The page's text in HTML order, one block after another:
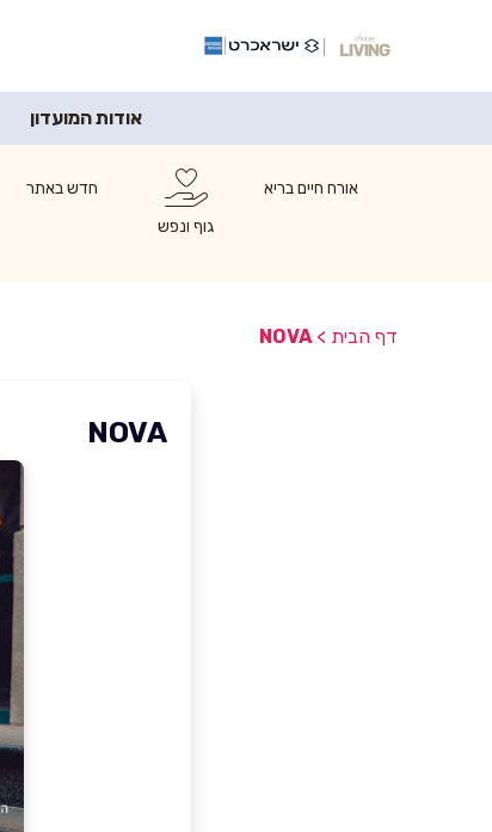
אודות המועדון
אורח חיים בריא
גוף ונפש
חדש באתר
דף הבית >
NOVA
NOVA